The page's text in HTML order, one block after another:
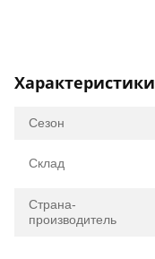
Характеристики
Сезон
Склад
Страна-
производитель